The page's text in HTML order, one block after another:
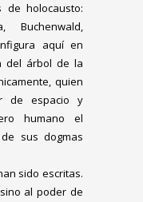
de holocausto:
Buchenwald,
aquí en
del árbol de la
quien
de espacio y
humano el
sus dogmas
sido escritas.
al poder de